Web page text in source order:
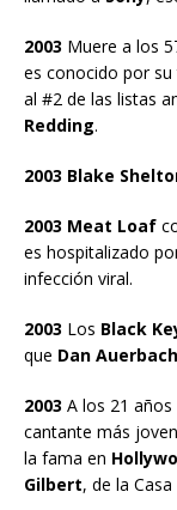
2003 Muere a los
es conocido por
al #2 de las listas
Redding.
2003 Blake
2003 Meat Loaf
es hospitalizado
infección viral.
2003 Los Black
que Dan Auerbach
2003 A los 21 años
cantante más
la fama en
Gilbert, de la